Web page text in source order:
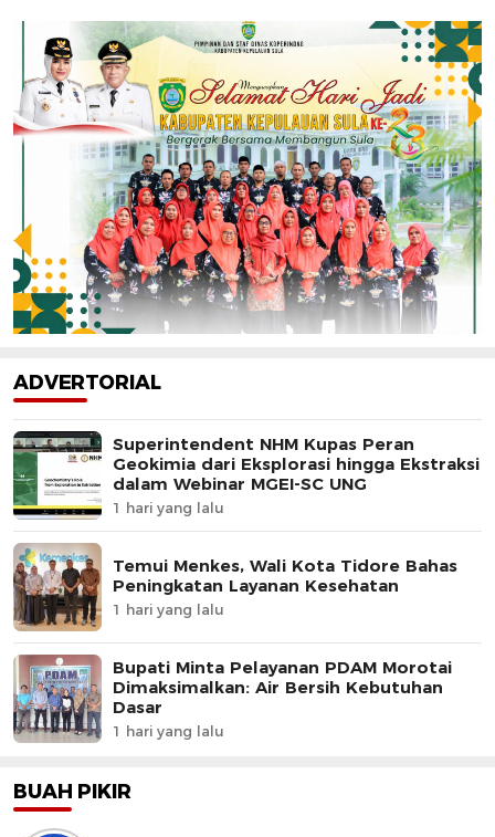
ADVERTORIAL
Superintendent NHM Kupas Peran
Geokimia dari Eksplorasi hingga Ekstraksi
dalam Webinar MGEI-SC UNG
1 hari yang lalu
Temui Menkes, Wali Kota Tidore Bahas
Peningkatan Layanan Kesehatan
1 hari yang lalu
Bupati Minta Pelayanan PDAM Morotai
Dimaksimalkan: Air Bersih Kebutuhan
Dasar
1 hari yang lalu
BUAH PIKIR